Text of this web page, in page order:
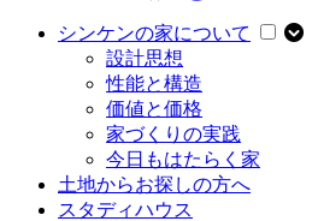
シンケンの家について
設計思想
性能と構造
価値と価格
家づくりの実践
今日もはたらく家
土地からお探しの方へ
スタディハウス